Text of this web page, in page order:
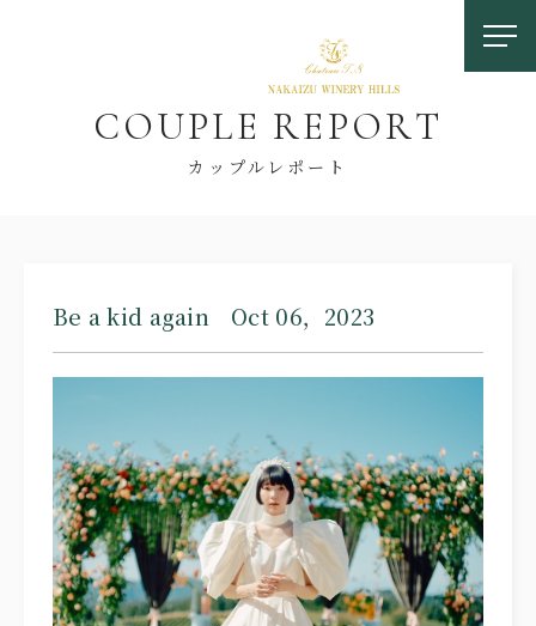
お問い合わせ
0558-83-5116
OUR FEATURES中伊豆ワイナリーの特徴
LOCATION
FREE STYLE
COUPLE REPORT
カップルレポート
Be a kid again Oct 06，2023